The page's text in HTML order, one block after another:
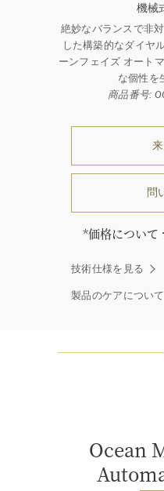
機械
絶妙なバランスで非
した構築的なダイヤ
ーンフェイズ オート
な個性を
商品番号:
問
*価格について
ありません」創
ストンはそう語
ウィンストンに
の個性を有す
技術仕様を見る
製品のケアについて
Ocean